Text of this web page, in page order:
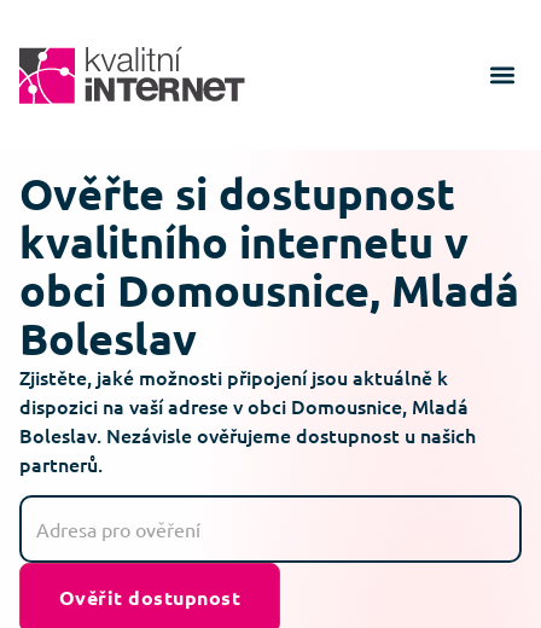
Ověřte si dostupnost
kvalitního internetu v
obci Domousnice, Mladá
Boleslav
Zjistěte, jaké možnosti připojení jsou aktuálně k
dispozici na vaší adrese v obci Domousnice, Mladá
Boleslav. Nezávisle ověřujeme dostupnost u našich
partnerů.
Ověřit dostupnost